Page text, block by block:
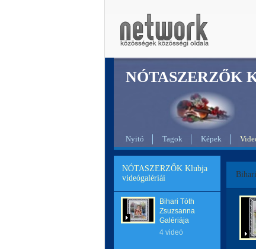
NÓTASZERZŐK
Nyitó Tagok Képek
NÓTASZERZŐK Klubja
videógalériái
Bihari Tóth
Zsuzsanna
Galériája
4 videó